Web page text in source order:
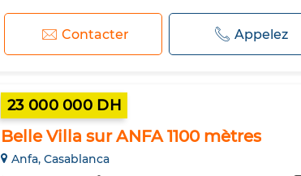
Contacter Appelez
23 000 000 DH
Belle Villa sur ANFA 1100 mètres
Anfa, Casablanca